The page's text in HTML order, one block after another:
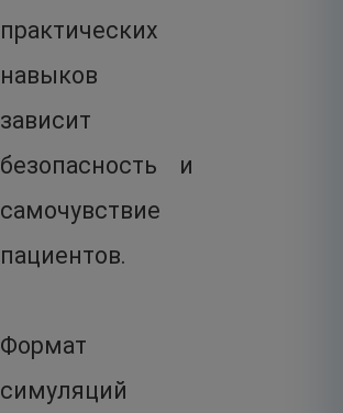
практических
навыков
зависит
безопасность и
самочувствие
пациентов.
Формат
симуляций